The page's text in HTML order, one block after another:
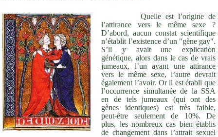
Quelle est l’origine de
l’attirance vers le même sexe ?
D’abord, aucun constat scientifique
n’établit l’existence d’un "gène gay".
S’il y avait une explication
génétique, alors dans le cas de vrais
jumeaux, l’un ayant une attirance
vers le même sexe, l’autre devrait
également l’avoir. Or il est établi que
l’occurrence simultanée de la SSA
en de tels jumeaux (qui ont des
gènes identiques) est très faible,
peut-être seulement de 10%. De
plus, les nombreux cas bien établis
de changement dans l’attrait sexuel